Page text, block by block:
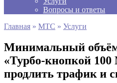
Вопросы и ответы
Главная » МТС » Услуги
Минимальный объём
«Турбо-кнопкой
продлить трафик и